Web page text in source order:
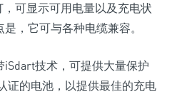
可显示可用电量以及充电状
，它可与各种电缆兼容。
技术，可提供大量保护
证的电池，以提供最佳的充电